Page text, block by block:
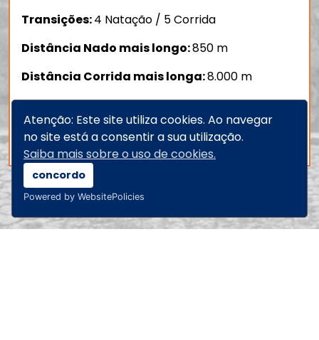
Atenção: Este site utiliza cookies. Ao navegar
no site está a consentir a sua utilização.
Saiba mais sobre o uso de cookies.
concordo
Powered by WebsitePolicies
Transições:4 Natação / 5 Corrida
Distância Nado mais longo:850 m
Distância Corrida mais longa:8.000 m
Ganho total de elevação:635 D+
Tempo limite:4 Horas